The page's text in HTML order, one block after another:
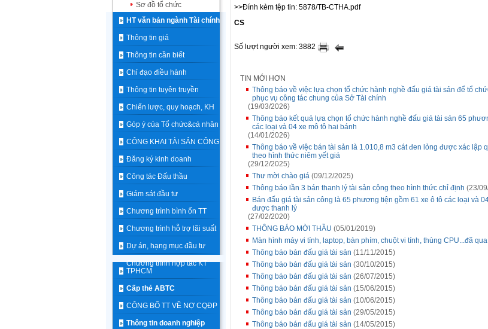
Sơ đồ tổ chức
HT văn bản ngành Tài chính
Thông tin giá
Thông tin cần biết
Chỉ đạo điều hành
Thông tin tuyên truyền
Chiến lược, quy hoạch, KH
Góp ý của Tổ chức&cá nhân
CÔNG KHAI TÀI SẢN CÔNG
Đăng ký kinh doanh
Công tác Đấu thầu
Giám sát đầu tư
Chương trình bình ổn TT
Chương trình hỗ trợ lãi suất
Dự án, hạng mục đầu tư
Chương trình hợp tác KT
TPHCM
Cấp thẻ ABTC
CÔNG BỐ TT VỀ NỢ CQĐP
Thông tin doanh nghiệp
>>Đính kèm tệp tin: 5878/TB-CTHA.pdf
CS
Số lượt người xem: 3882
TIN MỚI HƠN
Thông báo về việc lựa chọn tổ chức hành nghề đấu giá tài sản để tổ
phục vụ công tác chung của Sở Tài chính
(19/03/2026)
Thông báo kết quả lựa chọn tổ chức hành nghề đấu giá tài sản 65
các loại và 04 xe mô tô hai bánh
(14/01/2026)
Thông báo về việc bán tài sản là 1.010,8 m3 cát đen lỏng được xác lập
theo hình thức niêm yết giá
(29/12/2025)
Thư mời chào giá (09/12/2025)
Thông báo lần 3 bán thanh lý tài sản công theo hình thức chỉ định (23/
Bán đấu giá tài sản công là 65 phương tiện gồm 61 xe ô tô các loại và
được thanh lý
(27/02/2020)
THÔNG BÁO MỜI THẦU (05/01/2019)
Màn hình máy vi tính, laptop, bàn phím, chuột vi tính, thùng CPU...đã
Thông báo bán đấu giá tài sản (11/11/2015)
Thông báo bán đấu giá tài sản (30/10/2015)
Thông báo bán đấu giá tài sản (26/07/2015)
Thông báo bán đấu giá tài sản (15/06/2015)
Thông báo bán đấu giá tài sản (10/06/2015)
Thông báo bán đấu giá tài sản (29/05/2015)
Thông báo bán đấu giá tài sản (14/05/2015)